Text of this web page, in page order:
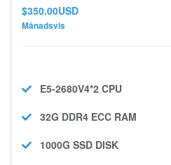
$350.00USD
Månadsvis
E5-2680V4*2 CPU
32G DDR4 ECC RAM
1000G SSD DISK